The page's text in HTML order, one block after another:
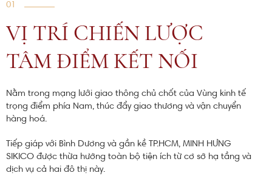
01
VỊ TRÍ CHIẾN LƯỢC
TÂM ĐIỂM KẾT NỐI
Nằm trong mạng lưới giao thông chủ chốt của Vùng kinh tế
trọng điểm phía Nam, thúc đẩy giao thương và vận chuyển
hàng hoá.
Tiếp giáp với Bình Dương và gần kề TP.HCM, MINH HƯNG
SIKICO được thừa hưởng toàn bộ tiện ích từ cơ sở hạ tầng và
dịch vụ cả hai đô thị này.